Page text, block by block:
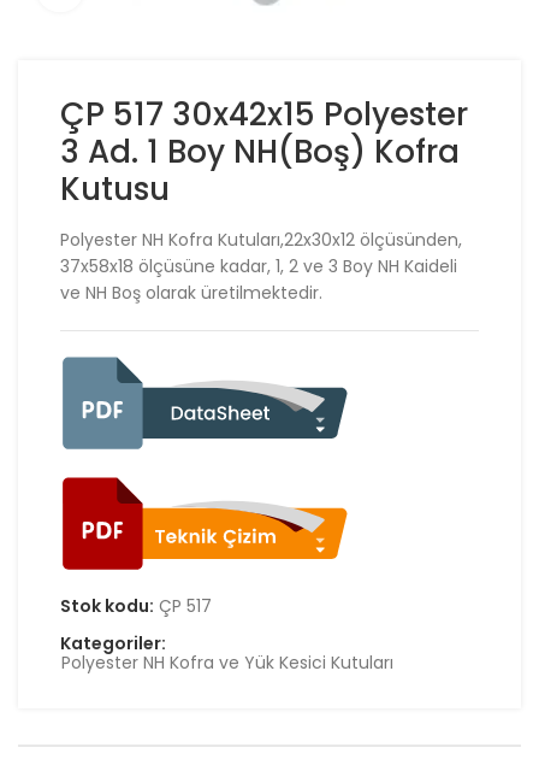
ÇP 517 30x42x15 Polyester
3 Ad. 1 Boy NH(Boş) Kofra
Kutusu
Polyester NH Kofra Kutuları,22x30x12 ölçüsünden,
37x58x18 ölçüsüne kadar, 1, 2 ve 3 Boy NH Kaideli
ve NH Boş olarak üretilmektedir.
Stok kodu: ÇP 517
Kategoriler:
Polyester NH Kofra ve Yük Kesici Kutuları